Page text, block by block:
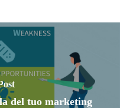
del tuo marketing